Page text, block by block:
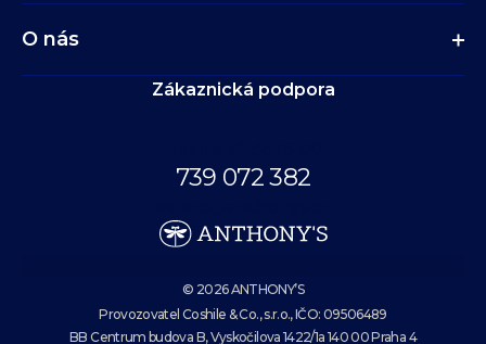
O nás
Zákaznická podpora
739 072 382
© 2026 ANTHONY’S
Provozovatel Coshile & Co., s.r.o., IČO: 09506489
BB Centrum budova B, Vyskočilova 1422/1a 140 00 Praha 4